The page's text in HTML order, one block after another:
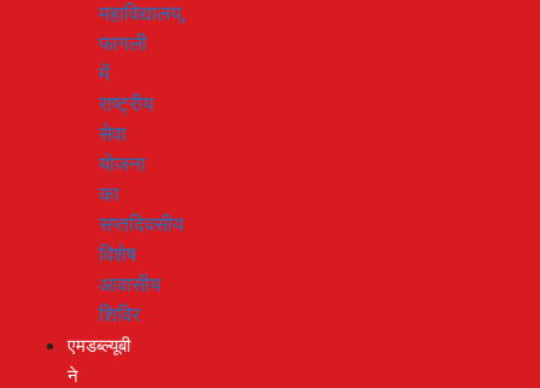
महाविद्यालय,
फागली
में
राष्ट्रीय
सेवा
योजना
का
सप्तदिवसीय
विशेष
आवासीय
शिविर
एमडब्ल्यूबी
ने